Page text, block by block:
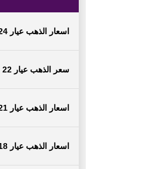
اسعار الذهب عيار 24
سعر الذهب عيار 22
اسعار الذهب عيار 21
اسعار الذهب عيار 18